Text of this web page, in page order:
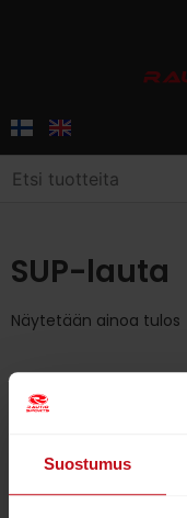
Suostumus
SUP-lauta
Näytetään ainoa tulos